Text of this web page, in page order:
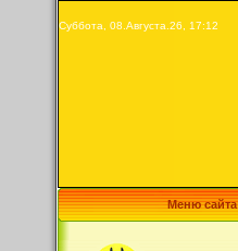
Суббота, 08.Августа.26, 17:12
Меню сайта